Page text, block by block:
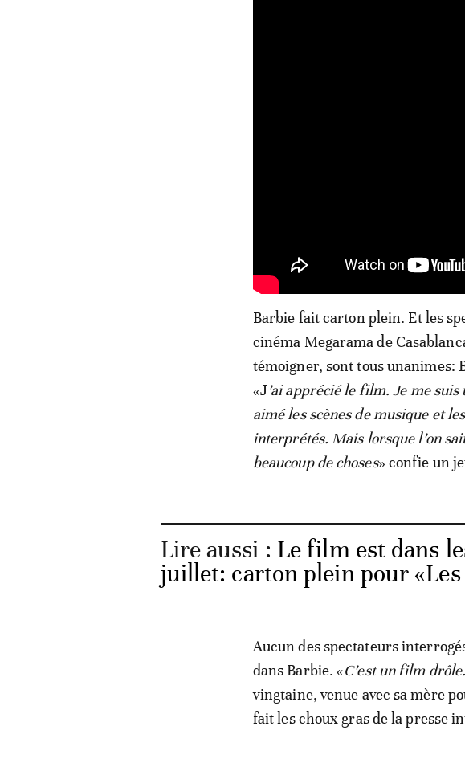
Barbie fait carton plein. Et les
cinéma Megarama de
témoigner, sont tous unanimes:
«J’ai apprécié le film. Je me
aimé les scènes de musique et
interprétés. Mais lorsque l’on
beaucoup de choses» confie un
Lire aussi : Le film est dans
juillet: carton plein pour
Aucun des spectateurs
dans Barbie. «C’est un film
vingtaine, venue avec sa mère
fait les choux gras de la presse